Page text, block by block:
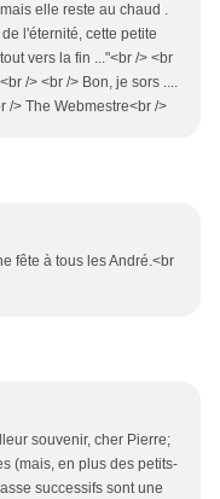
elle reste au chaud .
l'éternité, cette petite
vers la fin ..."<br /> <br
/> <br /> Bon, je sors ....
/> The Webmestre<br />
fête à tous les André.<br
souvenir, cher Pierre;
(mais, en plus des petits-
successifs sont une